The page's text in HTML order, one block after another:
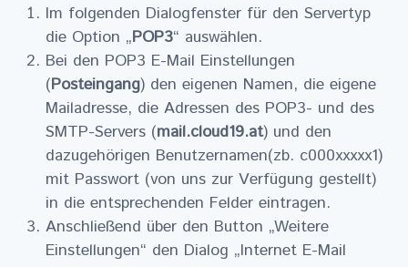
Im folgenden Dialogfenster für den Servertyp
die Option „POP3“ auswählen.
Bei den POP3 E-Mail Einstellungen
(Posteingang) den eigenen Namen, die eigene
Mailadresse, die Adressen des POP3- und des
SMTP-Servers (mail.cloud19.at) und den
dazugehörigen Benutzernamen(zb. c000xxxxx1)
mit Passwort (von uns zur Verfügung gestellt)
in die entsprechenden Felder eintragen.
Anschließend über den Button „Weitere
Einstellungen“ den Dialog „Internet E-Mail